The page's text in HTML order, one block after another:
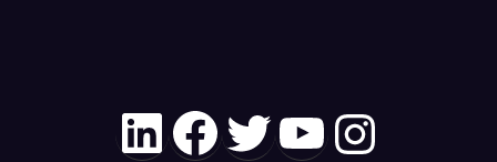
LinkedIn
Facebook
Twitter
YouTube